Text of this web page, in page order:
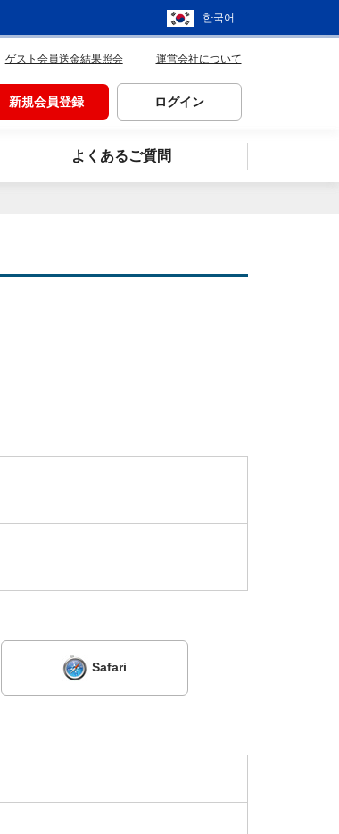
한국어
ゲスト会員送金結果照会 運営会社について
新規会員登録 ログイン
よくあるご質問
Safari